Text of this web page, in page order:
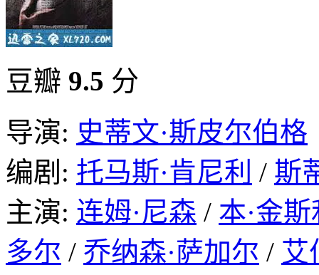
豆瓣 9.5 分
导演: 史蒂文·斯皮尔伯格
编剧: 托马斯·肯尼利 / 斯
主演: 连姆·尼森 / 本·金斯
多尔 / 乔纳森·萨加尔 / 艾